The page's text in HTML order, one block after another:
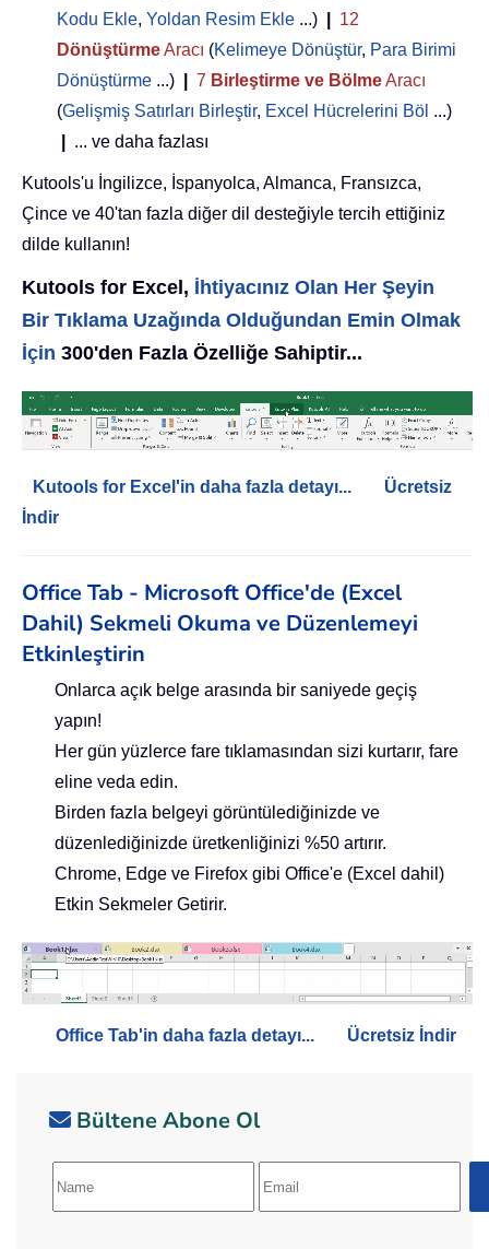
Kodu Ekle, Yoldan Resim Ekle ...)
12
DönüştürmeAracı (Kelimeye Dönüştür, Para Birimi
Dönüştürme ...) 7 Birleştirme ve BölmeAracı
(Gelişmiş Satırları Birleştir, Excel Hücrelerini Böl ...)
... ve daha fazlası
Kutools'u İngilizce, İspanyolca, Almanca, Fransızca,
Çince ve 40'tan fazla diğer dil desteğiyle tercih ettiğiniz
dilde kullanın!
Kutools for Excel, İhtiyacınız Olan Her Şeyin
Bir Tıklama Uzağında Olduğundan Emin Olmak
İçin 300'den Fazla Özelliğe Sahiptir...
Kutools for Excel'in daha fazla detayı...
Ücretsiz
İndir
Office Tab - Microsoft Office'de (Excel
Dahil) Sekmeli Okuma ve Düzenlemeyi
Etkinleştirin
Onlarca açık belge arasında bir saniyede geçiş
yapın!
Her gün yüzlerce fare tıklamasından sizi kurtarır, fare
eline veda edin.
Birden fazla belgeyi görüntülediğinizde ve
düzenlediğinizde üretkenliğinizi %50 artırır.
Chrome, Edge ve Firefox gibi Office'e (Excel dahil)
Etkin Sekmeler Getirir.
Office Tab'in daha fazla detayı... Ücretsiz İndir
Bültene Abone Ol